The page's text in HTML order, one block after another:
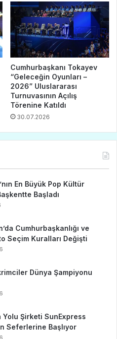
Cumhurbaşkanı Tokayev
“Geleceğin Oyunları –
2026” Uluslararası
Turnuvasının Açılış
Törenine Katıldı
30.07.2026
En Büyük Pop Kültür
Başladı
Cumhurbaşkanlığı ve
Seçim Kuralları Değişti
Dünya Şampiyonu
Yolu Şirketi SunExpress
Seferlerine Başlıyor